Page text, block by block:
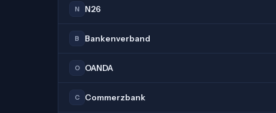
N N26
B Bankenverband
O OANDA
C Commerzbank